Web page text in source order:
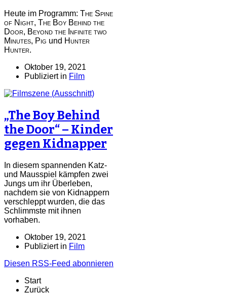
Heute im Programm: The Spine
of Night, The Boy Behind the
Door, Beyond the Infinite two
Minutes, Pig und Hunter
Hunter.
Oktober 19, 2021
Publiziert in Film
„The Boy Behind
the Door“ – Kinder
gegen Kidnapper
In diesem spannenden Katz-
und Mausspiel kämpfen zwei
Jungs um ihr Überleben,
nachdem sie von Kidnappern
verschleppt wurden, die das
Schlimmste mit ihnen
vorhaben.
Oktober 19, 2021
Publiziert in Film
Diesen RSS-Feed abonnieren
Start
Zurück